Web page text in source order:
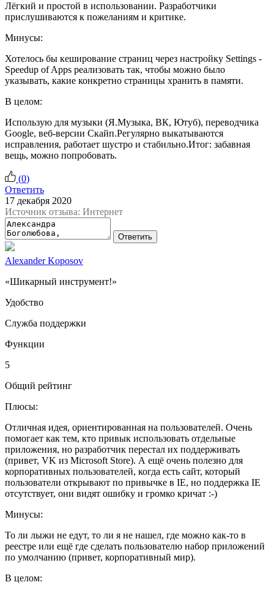
Лёгкий и простой в использовании. Разработчики
прислушиваются к пожеланиям и критике.
Минусы:
Хотелось бы кеширование страниц через настройку Settings -
Speedup of Apps реализовать так, чтобы можно было
указывать, какие конкретно страницы хранить в памяти.
В целом:
Использую для музыки (Я.Музыка, ВК, Ютуб), переводчика
Google, веб-версии Скайп.Регулярно выкатываются
исправления, работает шустро и стабильно.Итог: забавная
вещь, можно попробовать.
(0)
Ответить
17 декабря 2020
Источник отзыва: Интернет
Ответить
Alexander Koposov
«Шикарный инструмент!»
Удобство
Служба поддержки
Функции
5
Общий рейтинг
Плюсы:
Отличная идея, ориентированная на пользователей. Очень
помогает как тем, кто привык использовать отдельные
приложения, но разработчик перестал их поддерживать
(привет, VK из Microsoft Store). А ещё очень полезно для
корпоративных пользователей, когда есть сайт, который
пользователи открывают по привычке в IE, но поддержка IE
отсутствует, они видят ошибку и громко кричат :-)
Минусы:
То ли лыжи не едут, то ли я не нашел, где можно как-то в
реестре или ещё где сделать пользователю набор приложений
по умолчанию (привет, корпоративный мир).
В целом: